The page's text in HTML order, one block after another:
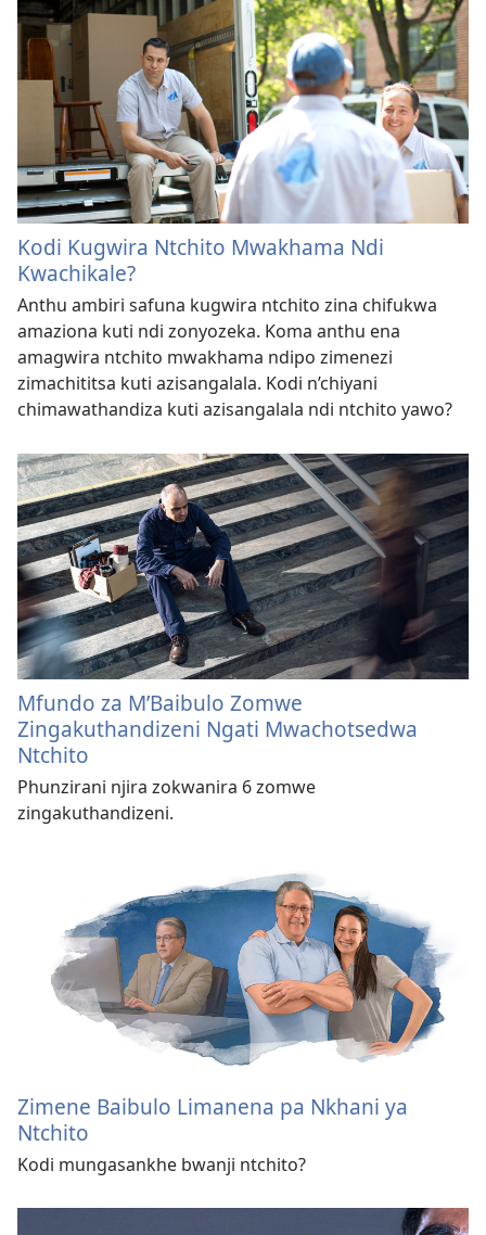
Kodi Kugwira Ntchito Mwakhama Ndi
Kwachikale?
Anthu ambiri safuna kugwira ntchito zina chifukwa
amaziona kuti ndi zonyozeka. Koma anthu ena
amagwira ntchito mwakhama ndipo zimenezi
zimachititsa kuti azisangalala. Kodi n’chiyani
chimawathandiza kuti azisangalala ndi ntchito yawo?
Mfundo za M’Baibulo Zomwe
Zingakuthandizeni Ngati Mwachotsedwa
Ntchito
Phunzirani njira zokwanira 6 zomwe
zingakuthandizeni.
Zimene Baibulo Limanena pa Nkhani ya
Ntchito
Kodi mungasankhe bwanji ntchito?